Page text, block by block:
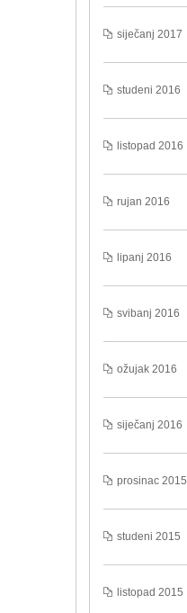
siječanj 2017
studeni 2016
listopad 2016
rujan 2016
lipanj 2016
svibanj 2016
ožujak 2016
siječanj 2016
prosinac 2015
studeni 2015
listopad 2015